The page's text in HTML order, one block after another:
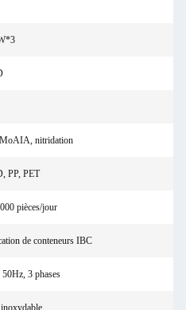
nitridation
PP, PET
pièces/jour
de conteneurs IBC
3 phases